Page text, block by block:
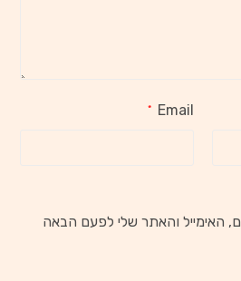
Email
*
האימייל והאתר שלי לפעם הבאה